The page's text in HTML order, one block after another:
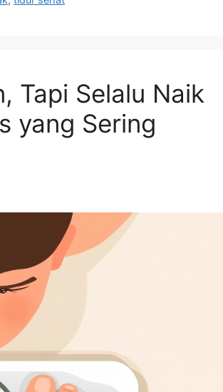
Tapi Selalu Naik
yang Sering